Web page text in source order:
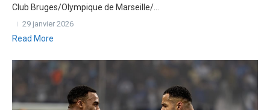
Club Bruges/Olympique de Marseille/...
29 janvier 2026
Read More